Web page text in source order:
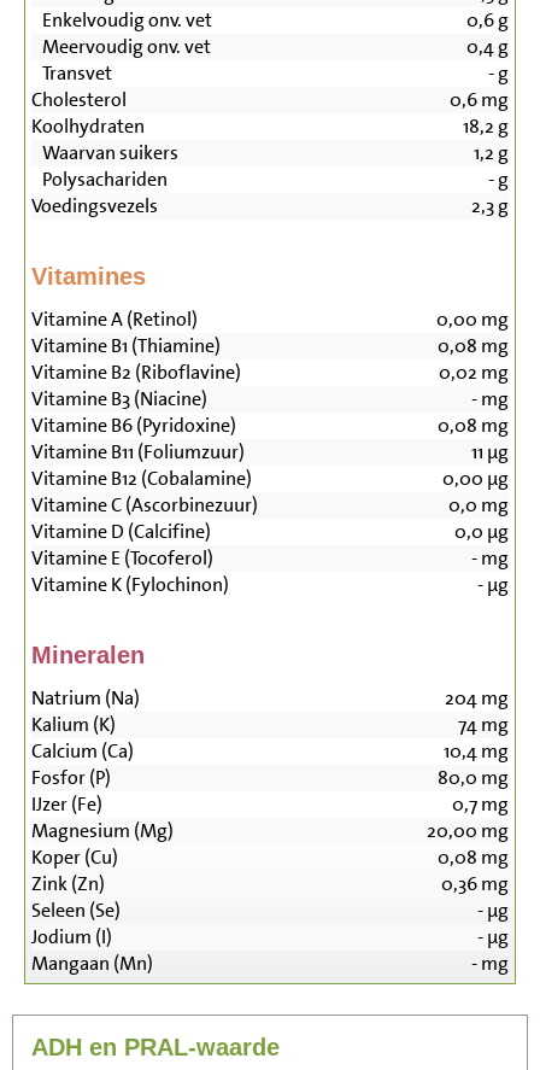
Enkelvoudig onv. vet
0,6g
Meervoudig onv. vet
0,4g
Transvet
-g
Cholesterol
0,6mg
Koolhydraten
18,2 g
Waarvan suikers
1,2 g
Polysachariden
-g
Voedingsvezels
2,3g
Vitamines
Vitamine A (Retinol) 0,00 mg
Vitamine B1 (Thiamine)
0,08 mg
Vitamine B2 (Riboflavine)
0,02 mg
Vitamine B3 (Niacine)
-mg
Vitamine B6 (Pyridoxine)
0,08 mg
Vitamine B11 (Foliumzuur)
11 µg
Vitamine B12 (Cobalamine)
0,00 µg
Vitamine C (Ascorbinezuur)
0,0 mg
Vitamine D (Calcifine)
0,0 µg
Vitamine E (Tocoferol)
-mg
Vitamine K (Fylochinon)
-µg
Mineralen
Natrium (Na) 204mg
Kalium (K)
74mg
Calcium (Ca)
10,4mg
Fosfor (P)
80,0 mg
IJzer (Fe)
0,7mg
Magnesium (Mg)
20,00 mg
Koper (Cu)
0,08 mg
Zink (Zn)
0,36mg
Seleen (Se)
-µg
Jodium (I)
-µg
Mangaan (Mn)
-mg
ADH en PRAL-waarde